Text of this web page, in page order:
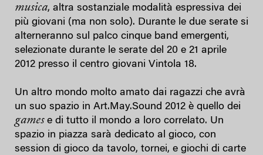
musica, altra sostanziale modalità espressiva dei
più giovani (ma non solo). Durante le due serate si
alterneranno sul palco cinque band emergenti,
selezionate durante le serate del 20 e 21 aprile
2012 presso il centro giovani Vintola 18.
Un altro mondo molto amato dai ragazzi che avrà
un suo spazio in Art.May.Sound 2012 è quello dei
gamese di tutto il mondo a loro correlato. Un
spazio in piazza sarà dedicato al gioco, con
session di gioco da tavolo, tornei, e giochi di carte